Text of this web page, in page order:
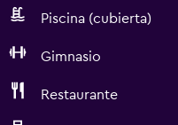
Piscina (cubierta)
Gimnasio
Restaurante